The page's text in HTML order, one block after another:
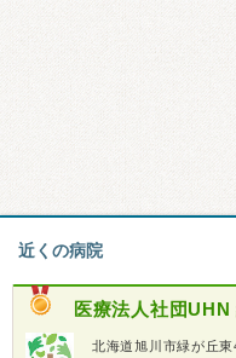
近くの病院
医療法人社団UHN
北海道旭川市緑が丘東